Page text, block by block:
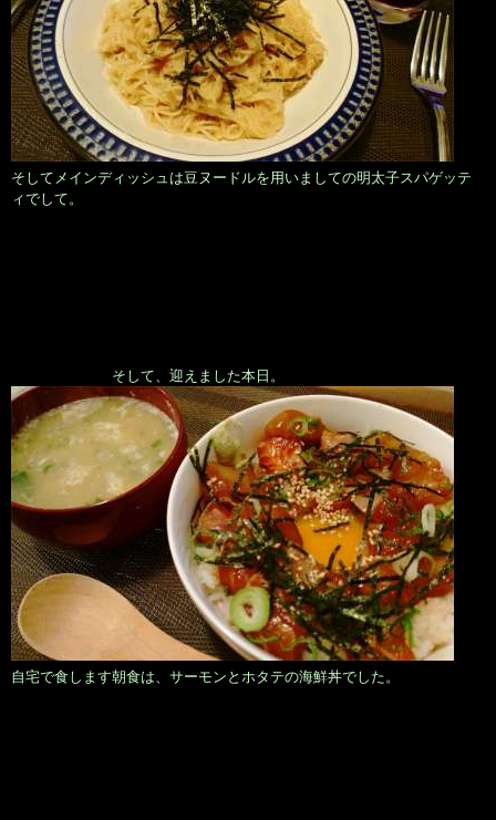
そしてメインディッシュは豆ヌードルを用いましての明太子スパゲッテ
ィでして。
そして、迎えました本日。
自宅で食します朝食は、サーモンとホタテの海鮮丼でした。